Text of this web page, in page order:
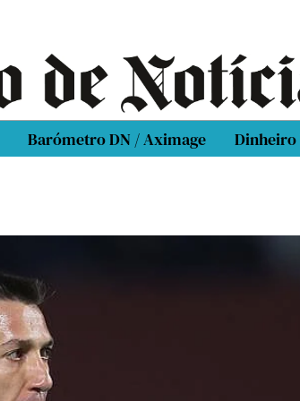
Barómetro DN / Aximage Dinheiro